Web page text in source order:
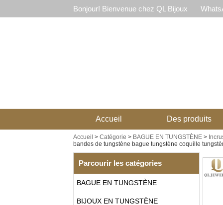
Bonjour! Bienvenue chez QL Bijoux
Accueil Des produits
Accueil > Catégorie > BAGUE EN TUNGSTÈNE>
bandes de tungstène bague tungstène coquille
Parcourir les catégories
BAGUE EN TUNGSTÈNE
BIJOUX EN TUNGSTÈNE